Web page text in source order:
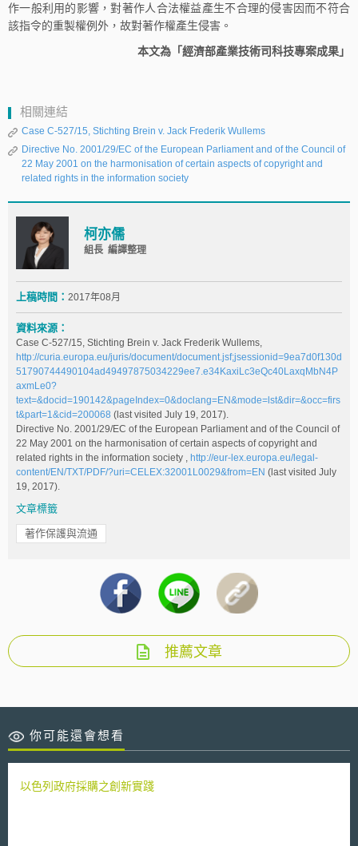
作一般利用的影響，對著作人合法權益產生不合理的侵害因而不符合
該指令的重製權例外，故對著作權產生侵害。
本文為「經濟部產業技術司科技專案成果」
相關連結
Case C‑527/15, Stichting Brein v. Jack Frederik Wullems
Directive No. 2001/29/EC of the European Parliament and of the Council of
22 May 2001 on the harmonisation of certain aspects of copyright and
related rights in the information society
柯亦儒
組長 編譯整理
上稿時間： 2017年08月
資料來源：
Case C‑527/15, Stichting Brein v. Jack Frederik Wullems,
http://curia.europa.eu/juris/document/document.jsf;jsessionid=9ea7d0f130d
51790744490104ad49497875034229ee7.e34KaxiLc3eQc40LaxqMbN4P
axmLe0?
text=&docid=190142&pageIndex=0&doclang=EN&mode=lst&dir=&occ=firs
t&part=1&cid=200068 (last visited July 19, 2017).
Directive No. 2001/29/EC of the European Parliament and of the Council of
22 May 2001 on the harmonisation of certain aspects of copyright and
related rights in the information society , http://eur-lex.europa.eu/legal-
content/EN/TXT/PDF/?uri=CELEX:32001L0029&from=EN (last visited July
19, 2017).
文章標籤
著作保護與流通
推薦文章
你可能還會想看
以色列政府採購之創新實踐